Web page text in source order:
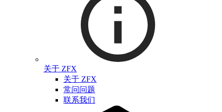
关于 ZFX
关于 ZFX
常问问题
联系我们